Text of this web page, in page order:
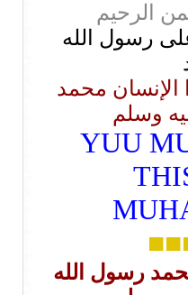
الرحيم
رسول الله
محمد
وسلم
YUU
رسول الله